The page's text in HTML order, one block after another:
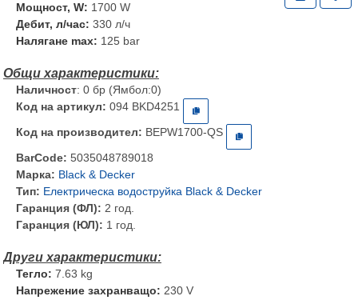
Мощност, W: 1700 W
Дебит, л/час: 330 л/ч
Налягане max: 125 bar
Наличност: 0 бр (Ямбол:0)
Код на артикул: 094 BKD4251
Код на производител: BEPW1700-QS
BarCode: 5035048789018
Марка: Black & Decker
Тип: Електрическа водоструйка Black & Decker
Гаранция (ФЛ): 2 год.
Гаранция (ЮЛ): 1 год.
Тегло: 7.63 kg
Напрежение захранващо: 230 V